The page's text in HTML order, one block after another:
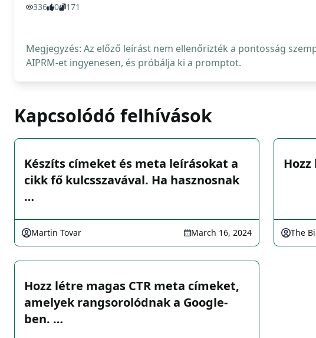
336 0 171
Megjegyzés: Az előző leírást nem ellenőrizték a pontosság
AIPRM-et ingyenesen, és próbálja ki a promptot.
Kapcsolódó felhívások
Készíts címeket és meta leírásokat a
cikk fő kulcsszavával. Ha hasznosnak
…
Martin Tovar March 16, 2024 The
Hozz létre magas CTR meta címeket,
amelyek rangsorolódnak a Google-
ben. …